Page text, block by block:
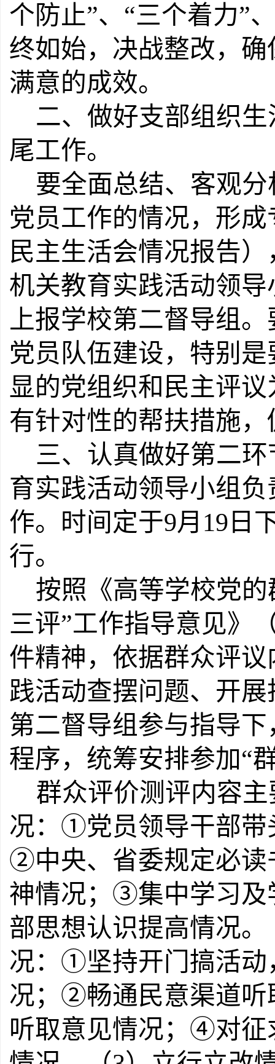
个防止”、“三个着力”
终如始，决战整改，
满意的成效。
二、做好支部组织
尾工作。
要全面总结、客观
党员工作的情况，形
民主生活会情况报告）
机关教育实践活动领
上报学校第二督导组
党员队伍建设，特别
显的党组织和民主评
有针对性的帮扶措施
三、认真做好第二
育实践活动领导小组
作。时间定于9月 19 日
行。
按照《高等学校党
三评”工作指导意见》
件精神，依据群众评
践活动查摆问题、开
第二督导组参与指导下
程序，统筹安排参加“
群众评价测评内容主
况：①党员领导干部带
②中央、省委规定必读
神情况；③集中学习
部思想认识提高情况
况：①坚持开门搞活动
况；②畅通民意渠道
听取意见情况；④对征